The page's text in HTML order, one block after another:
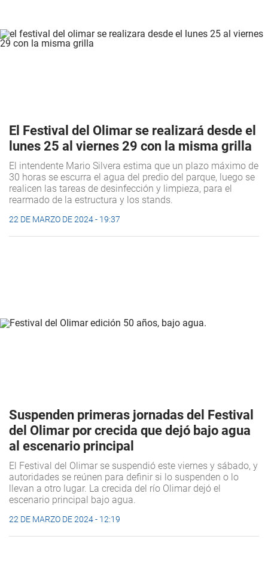
El Festival del Olimar se realizará desde el
lunes 25 al viernes 29 con la misma grilla
El intendente Mario Silvera estima que un plazo máximo de
30 horas se escurra el agua del predio del parque, luego se
realicen las tareas de desinfección y limpieza, para el
rearmado de la estructura y los stands.
22 DE MARZO DE 2024 - 19:37
Suspenden primeras jornadas del Festival
del Olimar por crecida que dejó bajo agua
al escenario principal
El Festival del Olimar se suspendió este viernes y sábado, y
autoridades se reúnen para definir si lo suspenden o lo
llevan a otro lugar. La crecida del río Olimar dejó el
escenario principal bajo agua.
22 DE MARZO DE 2024 - 12:19